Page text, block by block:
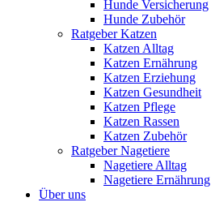
Hunde Versicherung
Hunde Zubehör
Ratgeber Katzen
Katzen Alltag
Katzen Ernährung
Katzen Erziehung
Katzen Gesundheit
Katzen Pflege
Katzen Rassen
Katzen Zubehör
Ratgeber Nagetiere
Nagetiere Alltag
Nagetiere Ernährung
Über uns